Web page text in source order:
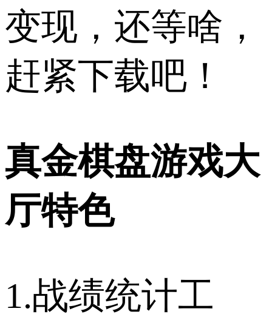
变现，还等啥，
赶紧下载吧！
真金棋盘游戏大
厅特色
1.战绩统计工